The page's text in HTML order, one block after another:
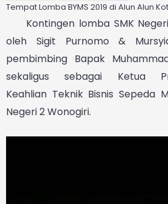
Tempat Lomba BYMS 2019 di Alun Alun
Kontingen lomba SMK
oleh Sigit Purnomo &
pembimbing Bapak
sekaligus sebagai Ketua
Keahlian Teknik Bisnis Sepeda
Negeri 2 Wonogiri.